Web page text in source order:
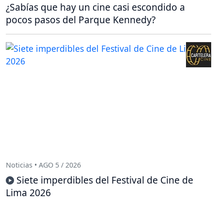
¿Sabías que hay un cine casi escondido a
pocos pasos del Parque Kennedy?
Noticias • AGO 5 / 2026
Siete imperdibles del Festival de Cine de
Lima 2026